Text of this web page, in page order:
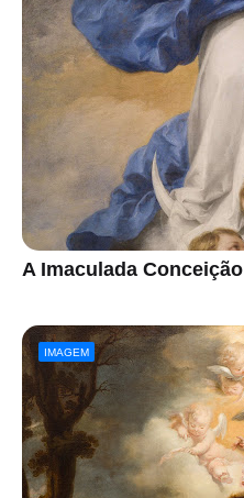
A Imaculada Conceição
IMAGEM